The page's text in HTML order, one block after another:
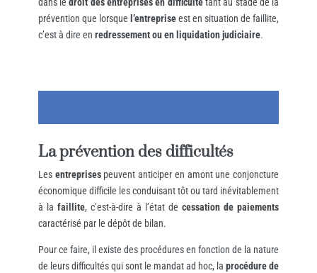
prévention que lorsque l’entrepriseest en situation de faillite,
c’est à dire en redressement ou en liquidation judiciaire.
La prévention des difficultés
Les entreprisespeuvent anticiper en amont une conjoncture
économique difficile les conduisant tôt ou tard inévitablement
à la faillite, c’est-à-dire à l’état decessation de paiements
caractérisé par le dépôt de bilan.
Pour ce faire, il existe des procédures en fonction de la nature
de leurs difficultés qui sont le mandat ad hoc, laprocédure de